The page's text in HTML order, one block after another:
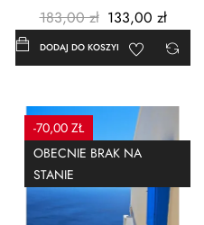
183,00 zł 133,00 zł
DODAJ DO KOSZYKA
-70,00 ZŁ
OBECNIE BRAK NA
STANIE